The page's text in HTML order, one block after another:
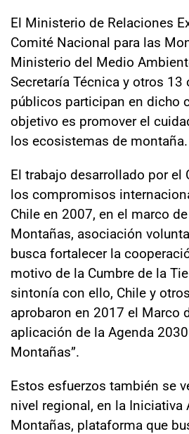
El Ministerio de Relaciones
Comité Nacional para las
Ministerio del Medio
Secretaría Técnica y otros 13
públicos participan en dicho
objetivo es promover el
los ecosistemas de montaña.
El trabajo desarrollado por el
los compromisos
Chile en 2007, en el marco
Montañas, asociación
busca fortalecer la
motivo de la Cumbre de la
sintonía con ello, Chile y
aprobaron en 2017 el Marco
aplicación de la Agenda
Montañas”.
Estos esfuerzos también se
nivel regional, en la Iniciativa
Montañas, plataforma que